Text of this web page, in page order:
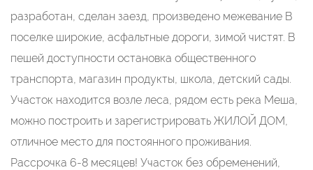
разработан, сделан заезд, произведено межевание В
поселке широкие, асфальтные дороги, зимой чистят. В
пешей доступности остановка общественного
транспорта, магазин продукты, школа, детский сады.
Участок находится возле леса, рядом есть река Меша,
можно построить и зарегистрировать ЖИЛОЙ ДОМ,
отличное место для постоянного проживания.
Рассрочка 6-8 месяцев! Участок без обременений,